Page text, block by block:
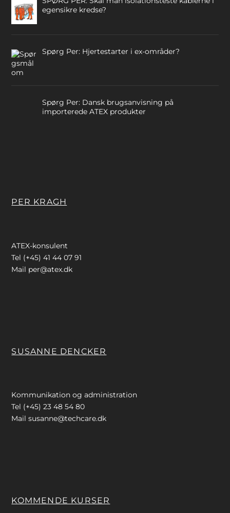
egensikre kredse?
Spørg Per: Hjertestarter i ex-områder?
Spørg Per: Dansk brugsanvisning på
importerede ATEX produkter
PER KRAGH
ATEX-konsulent
Tel (+45) 41 44 07 91
Mail per@atex.dk
SUSANNE DENCKER
Kommunikation og administration
Tel (+45) 23 48 54 80
Mailsusanne@techcare.dk
KOMMENDE KURSER